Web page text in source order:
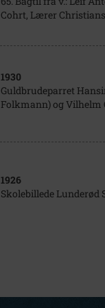
Cohrt, Lærer
1930
Guldbrudeparret
Folkmann) og Vilhelm
1926
Skolebillede Lunderød